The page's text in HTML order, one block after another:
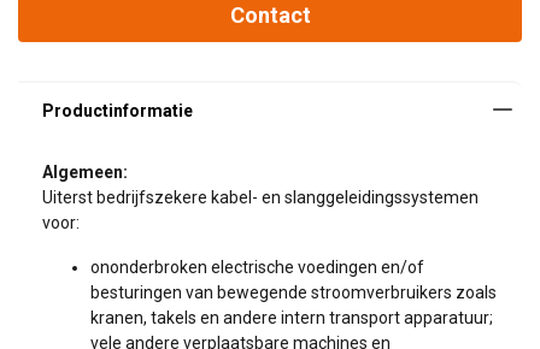
andere intern transport apparatuur; vele andere
Contact
Algemeen:
Uiterst bedrijfszekere kabel- en slanggeleidingssystemen
voor:
ononderbroken electrische voedingen en/of
besturingen van bewegende stroomverbruikers zoals
kranen, takels en andere intern transport apparatuur;
vele andere verplaatsbare machines en